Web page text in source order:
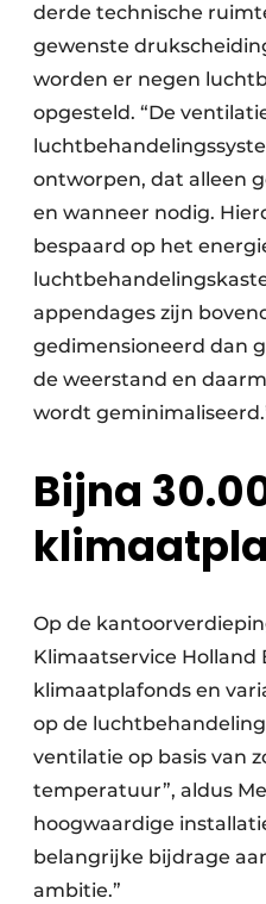
derde technische
gewenste
worden er negen
opgesteld. “De
ontworpen, dat alleen
en wanneer nodig.
bespaard op het
appendages zijn
gedimensioneerd dan
de weerstand en
wordt
Bijna
Op de
Klimaatservice Holland
klimaatplafonds en
op de
ventilatie op basis van
temperatuur”, aldus
hoogwaardige
belangrijke bijdrage
ambitie.”